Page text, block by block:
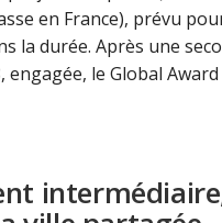
en France), prévu
la durée. Après une
engagée, le Global Award